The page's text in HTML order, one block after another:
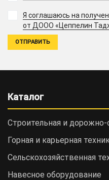
Я соглашаюсь на
от ДООО «Цеппелин
Каталог
Строительная и дорожно-
Горная и карьерная
Сельскохозяйственная
Навесное оборудование